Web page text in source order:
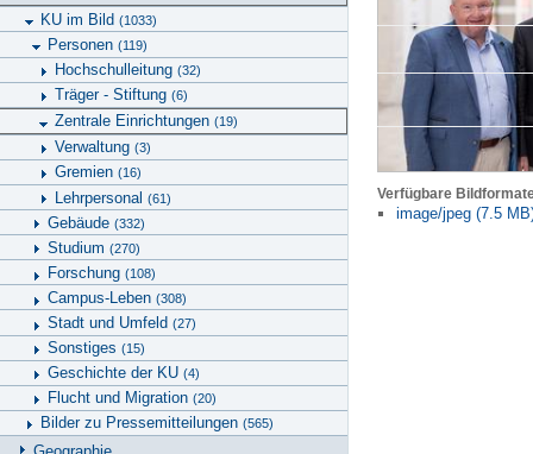
KU im Bild (1033)
Personen (119)
Hochschulleitung (32)
Träger - Stiftung (6)
Zentrale Einrichtungen (19)
Verwaltung (3)
Gremien (16)
Lehrpersonal (61)
Gebäude (332)
Studium (270)
Forschung (108)
Campus-Leben (308)
Stadt und Umfeld (27)
Sonstiges (15)
Geschichte der KU (4)
Flucht und Migration (20)
Bilder zu Pressemitteilungen (565)
Verfügbare
image/jpeg (7.5